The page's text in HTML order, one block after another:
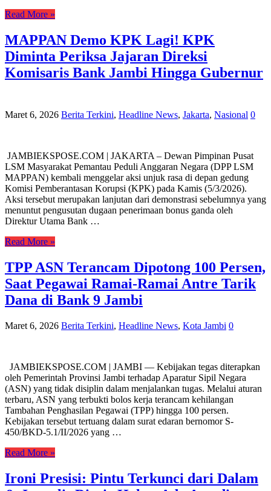
Read More »
‎MAPPAN Demo KPK Lagi! KPK
Diminta Periksa Jajaran Direksi
Komisaris Bank Jambi Hingga Gubernur
Maret 6, 2026 Berita Terkini, Headline News, Jakarta, Nasional 0
‎ ‎JAMBIEKSPOSE.COM | JAKARTA – Dewan Pimpinan Pusat
LSM Masyarakat Pemantau Peduli Anggaran Negara (DPP LSM
MAPPAN) kembali menggelar aksi unjuk rasa di depan gedung
Komisi Pemberantasan Korupsi (KPK) pada Kamis (5/3/2026).
‎Aksi tersebut merupakan lanjutan dari demonstrasi sebelumnya yang
menuntut pengusutan dugaan penerimaan bonus ganda oleh
Direktur Utama Bank …
Read More »
TPP ASN Terancam Dipotong 100 Persen,
Saat Pegawai Ramai-Ramai Antre Tarik
Dana di Bank 9 Jambi
Maret 6, 2026 Berita Terkini, Headline News, Kota Jambi 0
JAMBIEKSPOSE.COM | JAMBI — Kebijakan tegas diterapkan
oleh Pemerintah Provinsi Jambi terhadap Aparatur Sipil Negara
(ASN) yang tidak disiplin dalam menjalankan tugas. Melalui aturan
terbaru, ASN yang terbukti bolos kerja terancam kehilangan
Tambahan Penghasilan Pegawai (TPP) hingga 100 persen.
Kebijakan tersebut tertuang dalam surat edaran bernomor S-
450/BKD-5.1/II/2026 yang …
Read More »
Ironi Presisi: Pintu Terkunci dari Dalam